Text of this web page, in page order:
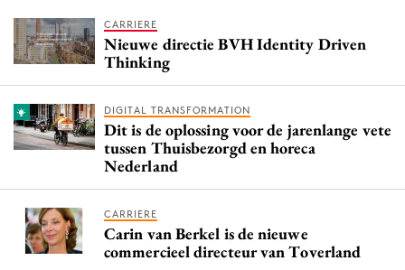
CARRIERE
Nieuwe directie BVH Identity Driven
Thinking
DIGITAL TRANSFORMATION
Dit is de oplossing voor de jarenlange vete
tussen Thuisbezorgd en horeca
Nederland
CARRIERE
Carin van Berkel is de nieuwe
commercieel directeur van Toverland